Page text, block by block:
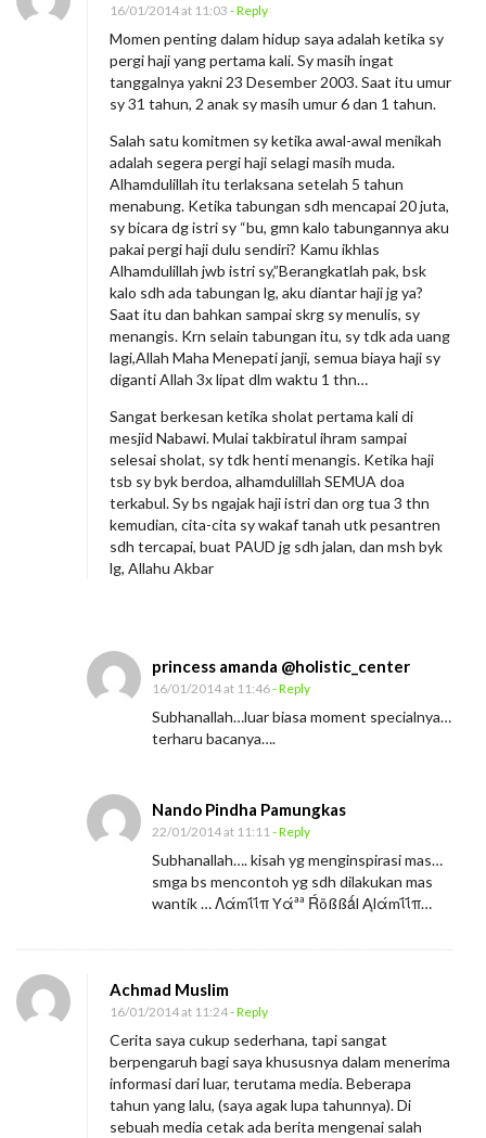
16/01/2014 at 11:03 - Reply
Momen penting dalam hidup saya adalah ketika sy
pergi haji yang pertama kali. Sy masih ingat
tanggalnya yakni 23 Desember 2003. Saat itu umur
sy 31 tahun, 2 anak sy masih umur 6 dan 1 tahun.
Salah satu komitmen sy ketika awal-awal menikah
adalah segera pergi haji selagi masih muda.
Alhamdulillah itu terlaksana setelah 5 tahun
menabung. Ketika tabungan sdh mencapai 20 juta,
sy bicara dg istri sy “bu, gmn kalo tabungannya aku
pakai pergi haji dulu sendiri? Kamu ikhlas
Alhamdulillah jwb istri sy,”Berangkatlah pak, bsk
kalo sdh ada tabungan lg, aku diantar haji jg ya?
Saat itu dan bahkan sampai skrg sy menulis, sy
menangis. Krn selain tabungan itu, sy tdk ada uang
lagi,Allah Maha Menepati janji, semua biaya haji sy
diganti Allah 3x lipat dlm waktu 1 thn…
Sangat berkesan ketika sholat pertama kali di
mesjid Nabawi. Mulai takbiratul ihram sampai
selesai sholat, sy tdk henti menangis. Ketika haji
tsb sy byk berdoa, alhamdulillah SEMUA doa
terkabul. Sy bs ngajak haji istri dan org tua 3 thn
kemudian, cita-cita sy wakaf tanah utk pesantren
sdh tercapai, buat PAUD jg sdh jalan, dan msh byk
lg, Allahu Akbar
princess amanda @holistic_center
16/01/2014 at 11:46- Reply
Subhanallah…luar biasa moment specialnya…
terharu bacanya….
Nando Pindha Pamungkas
22/01/2014 at 11:11- Reply
Subhanallah…. kisah yg menginspirasi mas…
smga bs mencontoh yg sdh dilakukan mas
wantik … Λάmΐΐπ Yάªª Ŕõßßǻl Ąlάmΐΐπ…
Achmad Muslim
16/01/2014 at 11:24- Reply
Cerita saya cukup sederhana, tapi sangat
berpengaruh bagi saya khususnya dalam menerima
informasi dari luar, terutama media. Beberapa
tahun yang lalu, (saya agak lupa tahunnya). Di
sebuah media cetak ada berita mengenai salah